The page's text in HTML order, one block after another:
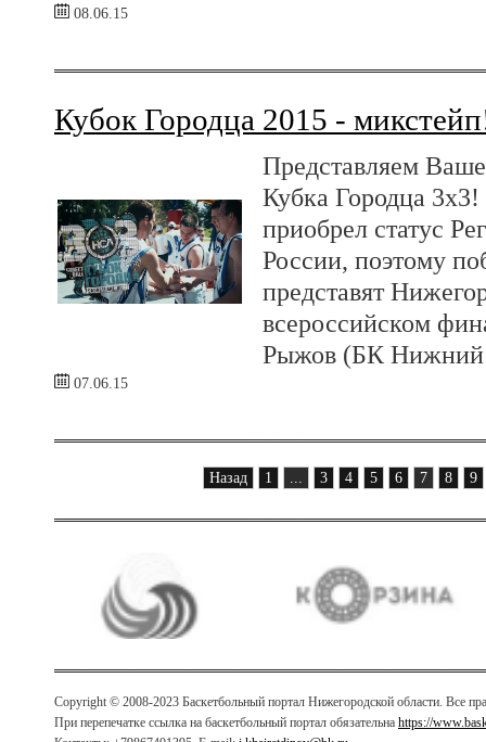
08.06.15
Кубок Городца 2015 -
Представляем
Кубка Городца
приобрел статус
России, поэтому
представят
всероссийском
Рыжов (БК Нижний
07.06.15
Назад 1 ... 3 4 5 6 7 8 9
Copyright © 2008-2023 Баскетбольный портал Нижегородской области. Все
При перепечатке ссылка на баскетбольный портал обязательна https://